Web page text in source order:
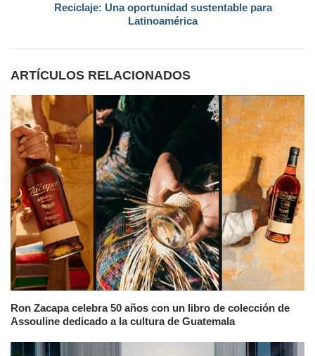
Reciclaje: Una oportunidad sustentable para
Latinoamérica
ARTÍCULOS RELACIONADOS
Ron Zacapa celebra 50 años con un libro de colección de
Assouline dedicado a la cultura de Guatemala